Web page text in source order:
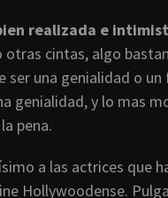
realizada e
otras cintas, algo
ser una genialidad o
genialidad, y lo mas
pena.
a las actrices que
Hollywoodense.